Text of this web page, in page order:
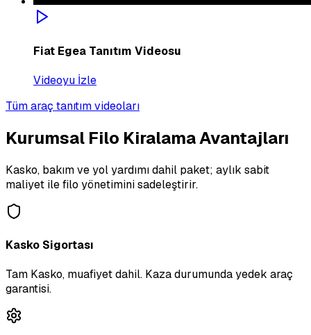
Fiat Egea Tanıtım Videosu
Videoyu İzle
Tüm araç tanıtım videoları
Kurumsal Filo Kiralama Avantajları
Kasko, bakım ve yol yardımı dahil paket; aylık sabit
maliyet ile filo yönetimini sadeleştirir.
Kasko Sigortası
Tam Kasko, muafiyet dahil. Kaza durumunda yedek araç
garantisi.